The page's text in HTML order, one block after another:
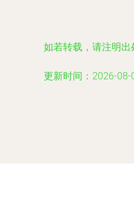
如若转载，请注明
更新时间：2026-08-